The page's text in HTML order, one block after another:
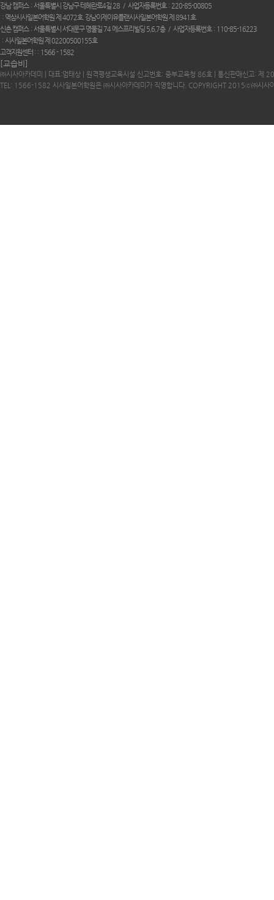
강남 캠퍼스
서울특별시 강남구 테헤란로4길 28 사업자등록번호
220-85-00805
역삼시사일본어학원 제 4072호. 강남이제이유플랜시사일본어학원 제 8941호
신촌 캠퍼스
서울특별시 서대문구 명물길 74 에스프리빌딩 5,6,7층 사업자등록번호
110-85-16223
시사일본어학원 제 02200500155호
고객지원센터 :
1566 - 1582
[교습비]
㈜시사아카데미 | 대표:엄태상 | 원격평생교육시설 신고번호: 중부교육청 86호 | 통신판매신고: 제
TEL: 1566-1582 시사일본어학원은 ㈜시사아카데미가 직영합니다. COPYRIGHT 2015ⓒ㈜시사